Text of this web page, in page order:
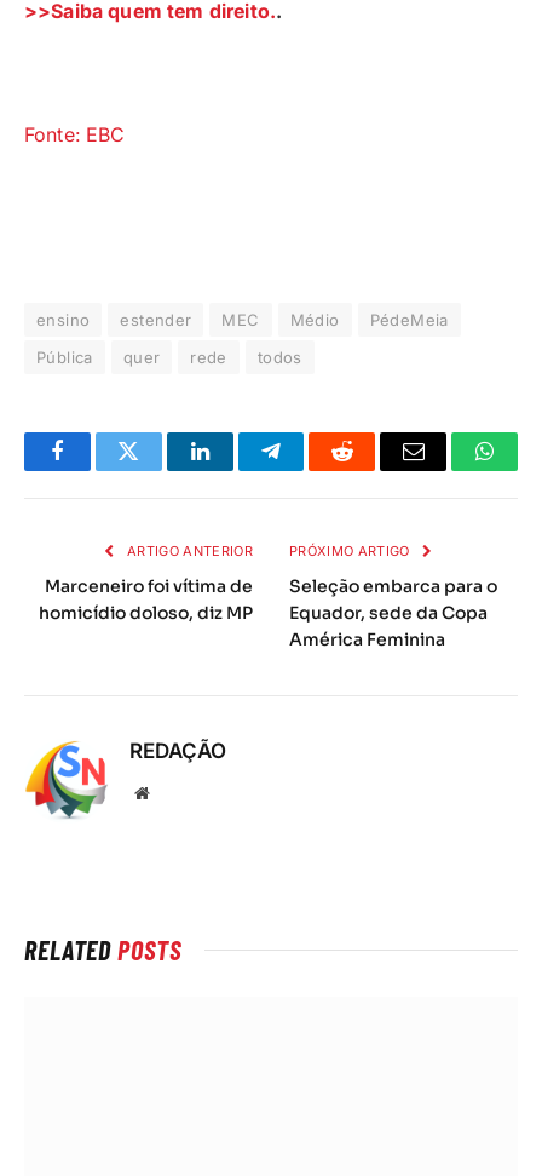
>>Saiba quem tem direito..
Fonte: EBC
ensino estender MEC Médio
PédeMeia
Pública
quer rede todos
FacebookTwitter LinkedInTelegramaReddit
E-
ARTIGO ANTERIOR
Marceneiro foi vítima de
homicídio doloso, diz MP
PRÓXIMO ARTIGO
Seleção embarca para o
Equador, sede da Copa
América Feminina
REDAÇÃO
Local
RELATEDPOSTS